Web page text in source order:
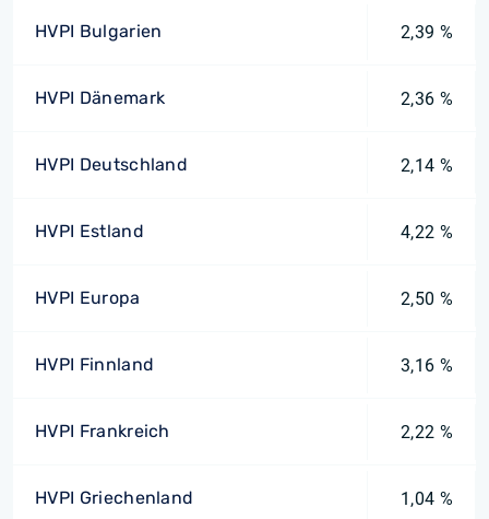
HVPI Bulgarien 2,39 %
HVPI Dänemark 2,36 %
HVPI Deutschland 2,14 %
HVPI Estland 4,22 %
HVPI Europa 2,50 %
HVPI Finnland 3,16 %
HVPI Frankreich 2,22 %
HVPI Griechenland 1,04 %